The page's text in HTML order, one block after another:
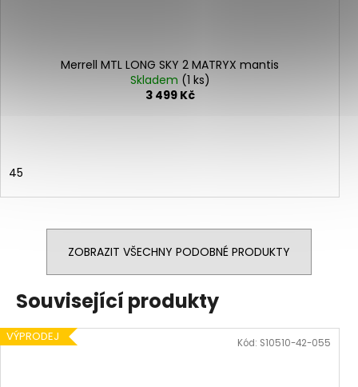
Merrell MTL LONG SKY 2 MATRYX mantis
Skladem (1 ks)
3 499 Kč
45
ZOBRAZIT VŠECHNY PODOBNÉ PRODUKTY
Související produkty
VÝPRODEJ Kód: S10510-42-055